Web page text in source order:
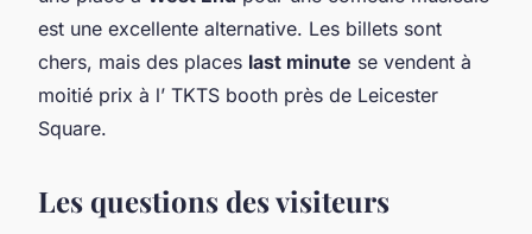
est une excellente alternative. Les billets sont
chers, mais des places last minute se vendent à
moitié prix à l’ TKTS booth près de Leicester
Square.
Les questions des visiteurs